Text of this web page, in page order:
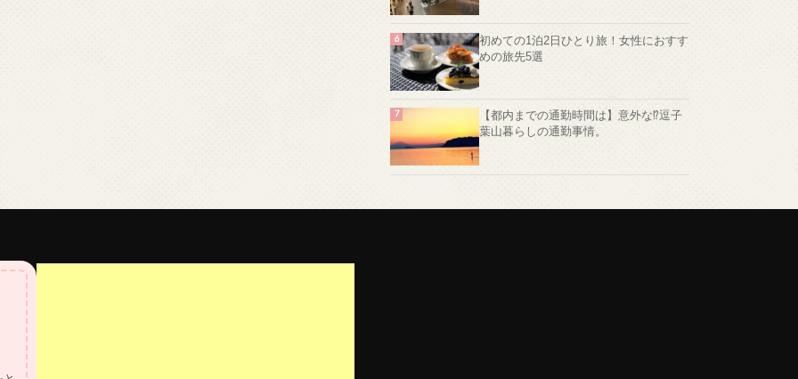
初めての1泊2日ひとり旅！女性におすす
めの旅先5選
【都内までの通勤時間は】意外な⁉️逗子
葉山暮らしの通勤事情。